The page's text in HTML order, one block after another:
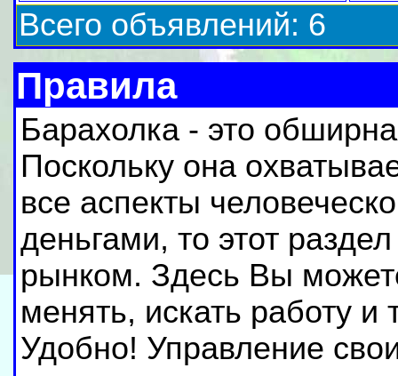
Всего объявлений: 6
Правила
Барахолка - это
Поскольку она
все аспекты
деньгами, то этот
рынком. Здесь Вы
менять, искать работу и
Удобно! Управление